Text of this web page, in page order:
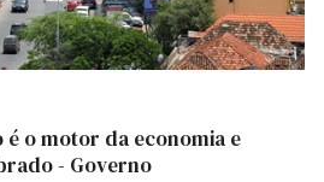
o motor da economia e
- Governo